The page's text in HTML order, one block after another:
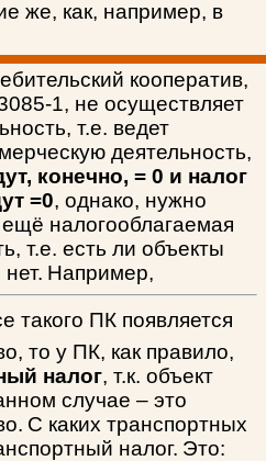
же, как, например, в
кооператив,
1, не осуществляет
т.е. ведет
деятельность,
конечно, = 0 и налог
=0, однако, нужно
налогооблагаемая
т.е. есть ли объекты
Например,
такого ПК появляется
то у ПК, как правило,
налог, т.к. объект
случае – это
С каких транспортных
налог. Это: